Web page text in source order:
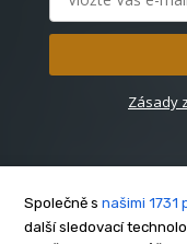
Zásady
Společně s našimi 1731
další sledovací